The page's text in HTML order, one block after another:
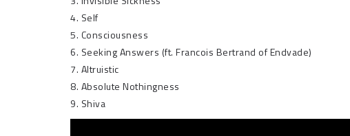
4. Self
5. Consciousness
6. Seeking Answers (ft. Francois Bertrand of Endvade)
7. Altruistic
8. Absolute Nothingness
9. Shiva